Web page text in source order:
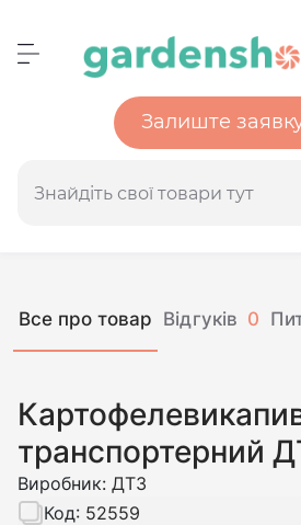
Залиште
Все про товар Відгуків 0
транспортерний
Виробник: ДТЗ
Код: 52559